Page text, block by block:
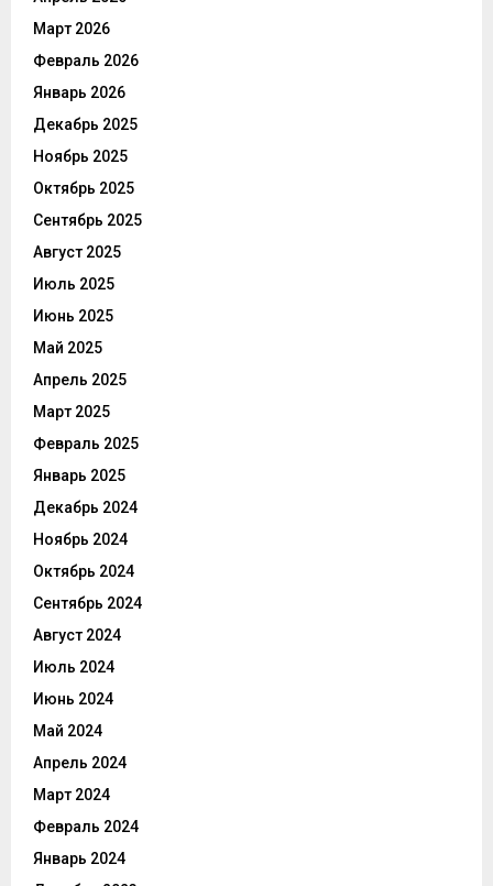
Март 2026
Февраль 2026
Январь 2026
Декабрь 2025
Ноябрь 2025
Октябрь 2025
Сентябрь 2025
Август 2025
Июль 2025
Июнь 2025
Май 2025
Апрель 2025
Март 2025
Февраль 2025
Январь 2025
Декабрь 2024
Ноябрь 2024
Октябрь 2024
Сентябрь 2024
Август 2024
Июль 2024
Июнь 2024
Май 2024
Апрель 2024
Март 2024
Февраль 2024
Январь 2024